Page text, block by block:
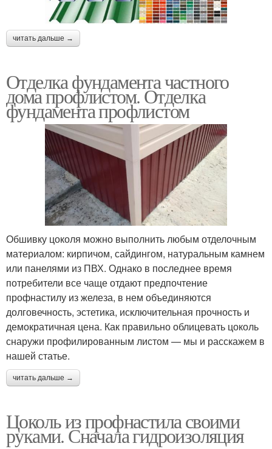
читать дальше →
Отделка фундамента частного
дома профлистом. Отделка
фундамента профлистом
Обшивку цоколя можно выполнить любым отделочным
материалом: кирпичом, сайдингом, натуральным камнем
или панелями из ПВХ. Однако в последнее время
потребители все чаще отдают предпочтение
профнастилу из железа, в нем объединяются
долговечность, эстетика, исключительная прочность и
демократичная цена. Как правильно облицевать цоколь
снаружи профилированным листом — мы и расскажем в
нашей статье.
читать дальше →
Цоколь из профнастила своими
руками. Сначала гидроизоляция